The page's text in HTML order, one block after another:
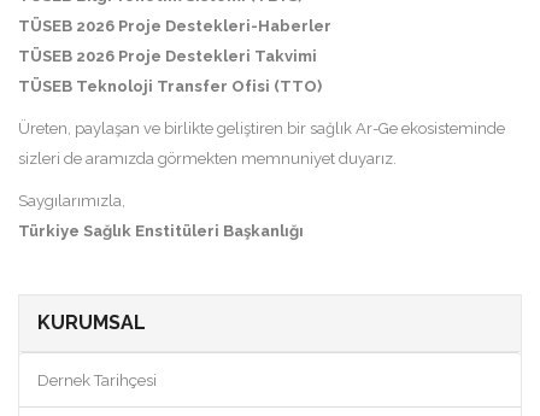
TÜSEB 2026 Proje Destekleri-Haberler
TÜSEB 2026 Proje Destekleri Takvimi
TÜSEB Teknoloji Transfer Ofisi (TTO)
Üreten, paylaşan ve birlikte geliştiren bir sağlık Ar-Ge ekosisteminde
sizleri de aramızda görmekten memnuniyet duyarız.
Saygılarımızla,
Türkiye Sağlık Enstitüleri Başkanlığı
KURUMSAL
Dernek Tarihçesi